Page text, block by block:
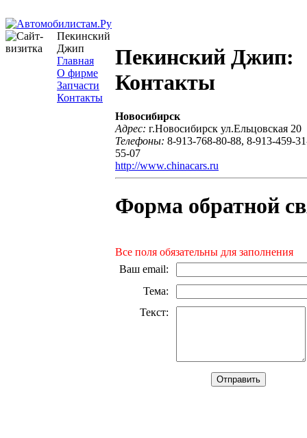
Пекинский
Джип
Главная
О фирме
Запчасти
Контакты
Пекинский Джип:
Контакты
Новосибирск
Адрес: г.Новосибирск ул.Ельцовская 20
Телефоны: 8-913-768-80-88, 8-913-459-
55-07
http://www.chinacars.ru
Форма обратной
Все поля обязательны для заполнения
Ваш email:
Тема:
Текст: